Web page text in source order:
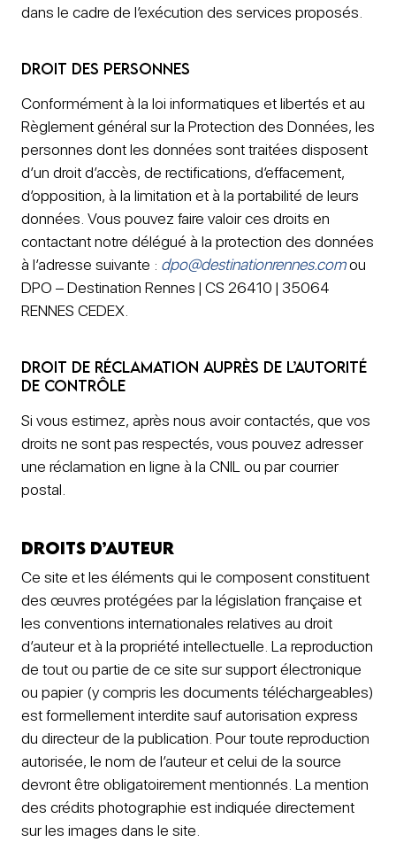
dans le cadre de l’exécution des services proposés.
Droit des personnes
Conformément à la loi informatiques et libertés et au
Règlement général sur la Protection des Données, les
personnes dont les données sont traitées disposent
d’un droit d’accès, de rectifications, d’effacement,
d’opposition, à la limitation et à la portabilité de leurs
données. Vous pouvez faire valoir ces droits en
contactant notre délégué à la protection des données
à l’adresse suivante : dpo@destinationrennes.comou
DPO – Destination Rennes | CS 26410 | 35064
RENNES CEDEX.
Droit de réclamation auprès de l’autorité
de contrôle
Si vous estimez, après nous avoir contactés, que vos
droits ne sont pas respectés, vous pouvez adresser
une réclamation en ligne à la CNIL ou par courrier
postal.
Droits d’auteur
Ce site et les éléments qui le composent constituent
des œuvres protégées par la législation française et
les conventions internationales relatives au droit
d’auteur et à la propriété intellectuelle. La reproduction
de tout ou partie de ce site sur support électronique
ou papier (y compris les documents téléchargeables)
est formellement interdite sauf autorisation express
du directeur de la publication. Pour toute reproduction
autorisée, le nom de l’auteur et celui de la source
devront être obligatoirement mentionnés. La mention
des crédits photographie est indiquée directement
sur les images dans le site.